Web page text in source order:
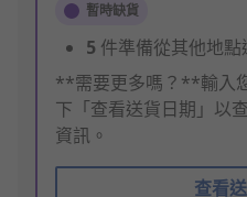
暫時缺貨
5 件準備從其他地點
**需要更多嗎？**輸入
下「查看送貨日期」以
資訊。
查看